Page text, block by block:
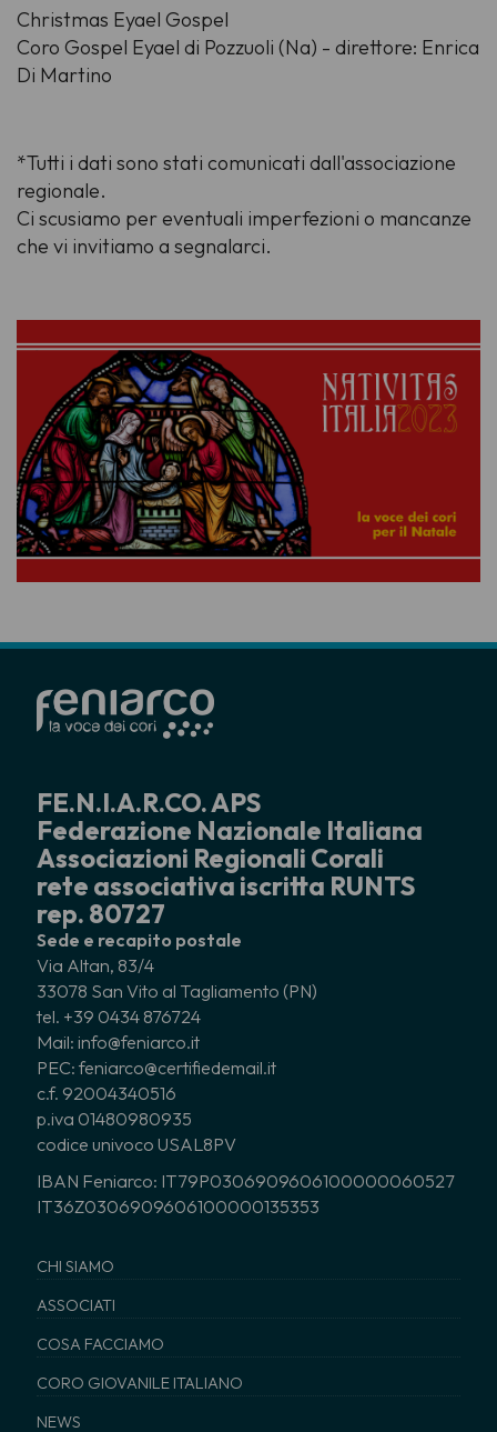
Christmas Eyael Gospel
Coro Gospel Eyael di Pozzuoli (Na) - direttore: Enrica
Di Martino
*Tutti i dati sono stati comunicati dall'associazione
regionale.
Ci scusiamo per eventuali imperfezioni o mancanze
che vi invitiamo a segnalarci.
FE.N.I.A.R.CO. APS
Federazione Nazionale Italiana
Associazioni Regionali Corali
rete associativa iscritta RUNTS
rep. 80727
Sede e recapito postale
Via Altan, 83/4
33078 San Vito al Tagliamento (PN)
tel. +39 0434 876724
Mail: info@feniarco.it
PEC: feniarco@certifiedemail.it
c.f. 92004340516
p.iva 01480980935
codice univoco USAL8PV
IBAN Feniarco: IT79P0306909606100000060527
IT36Z0306909606100000135353
CHI SIAMO
ASSOCIATI
COSA FACCIAMO
CORO GIOVANILE ITALIANO
NEWS